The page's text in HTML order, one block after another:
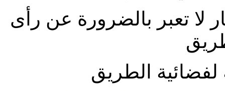
لا تعبر بالضرورة عن رأى
الطريق